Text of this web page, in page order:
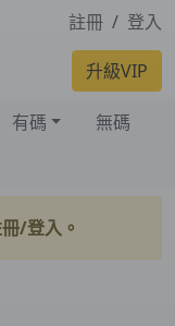
註冊 / 登入
升級VIP
有碼
無碼
/登入。